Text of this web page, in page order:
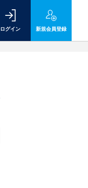
ログイン 新規会員登録